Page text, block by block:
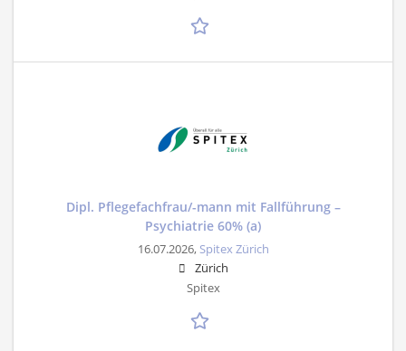
Dipl. Pflegefachfrau/-mann mit Fallführung –
Psychiatrie 60% (a)
16.07.2026, Spitex Zürich
Zürich
Spitex